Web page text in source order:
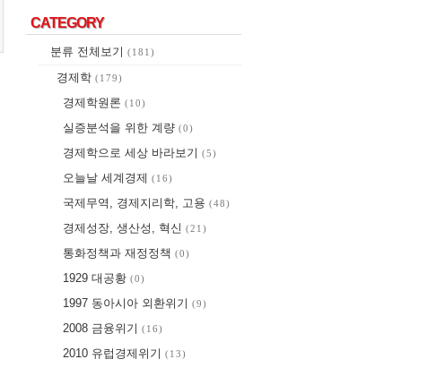
CATEGORY
CATEGORY
분류 전체보기 (181)
경제학 (179)
경제학원론 (10)
실증분석을 위한 계량 (0)
경제학으로 세상 바라보기 (5)
오늘날 세계경제 (16)
국제무역, 경제지리학, 고용 (48)
경제성장, 생산성, 혁신 (21)
통화정책과 재정정책 (0)
1929 대공황 (0)
1997 동아시아 외환위기 (9)
2008 금융위기 (16)
2010 유럽경제위기 (13)